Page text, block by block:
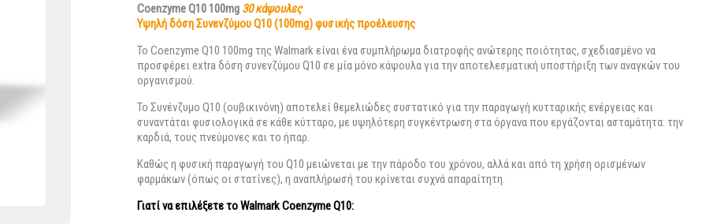
Coenzyme Q10 100mg 30 κάψουλες
Υψηλή δόσηΣυνενζύμουQ10 (100mg) φυσικής προέλευσης
Το Coenzyme Q10 100mg της Walmark είναι ένα συμπλήρωμα διατροφής ανώτερης ποιότητας, σχεδιασμένο να
προσφέρει extra δόση συνενζύμου Q10 σε μία μόνο κάψουλα για την αποτελεσματική υποστήριξη των αναγκών του
οργανισμού.
Το Συνένζυμο Q10 (ουβικινόνη) αποτελεί θεμελιώδες συστατικό για την παραγωγή κυτταρικής ενέργειας και
συναντάται φυσιολογικά σε κάθε κύτταρο, με υψηλότερη συγκέντρωση στα όργανα που εργάζονται ασταμάτητα: την
καρδιά, τους πνεύμονες και το ήπαρ.
Καθώς η φυσική παραγωγή του Q10 μειώνεται με την πάροδο του χρόνου, αλλά και από τη χρήση ορισμένων
φαρμάκων (όπως οι στατίνες), η αναπλήρωσή του κρίνεται συχνά απαραίτητη.
Γιατί να επιλέξετε το Walmark Coenzyme Q10: